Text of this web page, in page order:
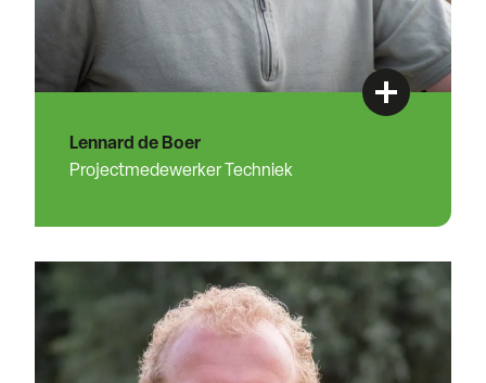
Lennard de Boer
Projectmedewerker Techniek